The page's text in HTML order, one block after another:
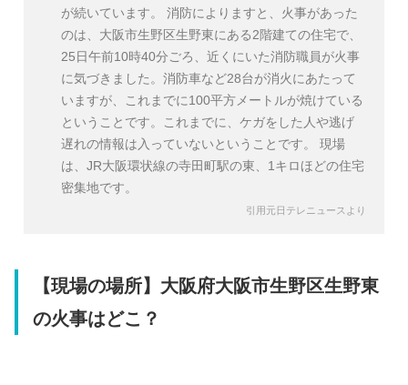
が続いています。 消防によりますと、火事があった
のは、大阪市生野区生野東にある2階建ての住宅で、
25日午前10時40分ごろ、近くにいた消防職員が火事
に気づきました。消防車など28台が消火にあたって
いますが、これまでに100平方メートルが焼けている
ということです。これまでに、ケガをした人や逃げ
遅れの情報は入っていないということです。 現場
は、JR大阪環状線の寺田町駅の東、1キロほどの住宅
密集地です。
引用元日テレニュースより
【現場の場所】大阪府大阪市生野区生野東
の火事はどこ？